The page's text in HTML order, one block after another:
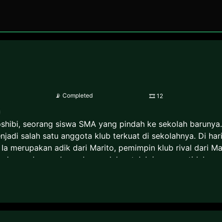
📡Completed 🎞 12
seorang siswa SMA yang pindah ke sekolah
salah satu anggota klub terkuat di sekolahnya. Di
merupakan adik dari Marito, pemimpin klub rival dari
dengan banyak masalah setelah ia secara tidak